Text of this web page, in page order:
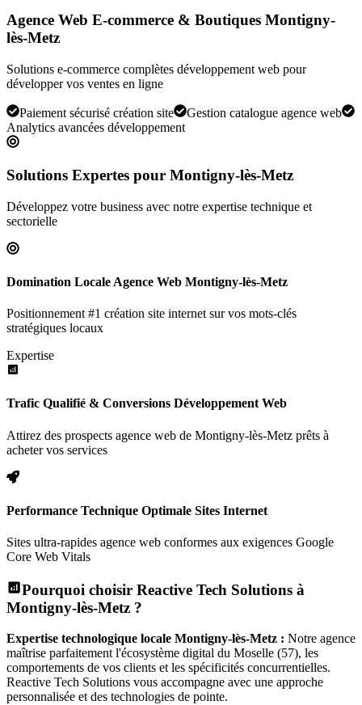
Agence Web E-commerce & Boutiques Montigny-
lès-Metz
Solutions e-commerce complètes développement web pour
développer vos ventes en ligne
Paiement sécurisé création site
Gestion catalogue agence web
Analytics avancées développement
Solutions Expertes pour Montigny-lès-Metz
Développez votre business avec notre expertise technique et
sectorielle
Domination Locale Agence Web Montigny-lès-Metz
Positionnement #1 création site internet sur vos mots-clés
stratégiques locaux
Expertise
Trafic Qualifié & Conversions Développement Web
Attirez des prospects agence web de Montigny-lès-Metz prêts à
acheter vos services
Performance Technique Optimale Sites Internet
Sites ultra-rapides agence web conformes aux exigences Google
Core Web Vitals
Pourquoi choisir Reactive Tech Solutions à
Montigny-lès-Metz ?
Expertise technologique locale Montigny-lès-Metz : Notre agence
maîtrise parfaitement l'écosystème digital du Moselle (57), les
comportements de vos clients et les spécificités concurrentielles.
Reactive Tech Solutions vous accompagne avec une approche
personnalisée et des technologies de pointe.